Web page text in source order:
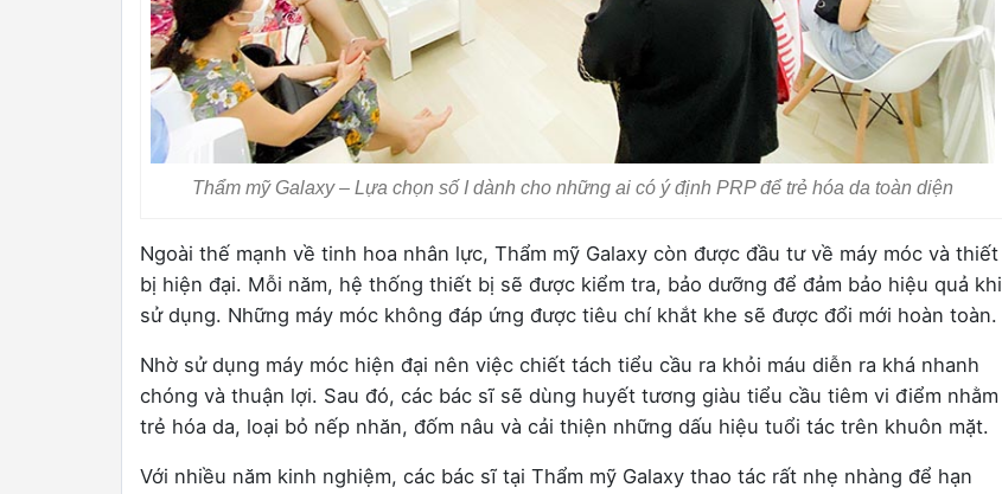
Thẩm mỹ Galaxy – Lựa chọn số I dành cho những ai có ý định PRP để trẻ hóa da toàn diện
Ngoài thế mạnh về tinh hoa nhân lực, Thẩm mỹ Galaxy còn được đầu tư về máy móc và thiết
bị hiện đại. Mỗi năm, hệ thống thiết bị sẽ được kiểm tra, bảo dưỡng để đảm bảo hiệu quả khi
sử dụng. Những máy móc không đáp ứng được tiêu chí khắt khe sẽ được đổi mới hoàn toàn.
Nhờ sử dụng máy móc hiện đại nên việc chiết tách tiểu cầu ra khỏi máu diễn ra khá nhanh
chóng và thuận lợi. Sau đó, các bác sĩ sẽ dùng huyết tương giàu tiểu cầu tiêm vi điểm nhằm
trẻ hóa da, loại bỏ nếp nhăn, đốm nâu và cải thiện những dấu hiệu tuổi tác trên khuôn mặt.
Với nhiều năm kinh nghiệm, các bác sĩ tại Thẩm mỹ Galaxy thao tác rất nhẹ nhàng để hạn